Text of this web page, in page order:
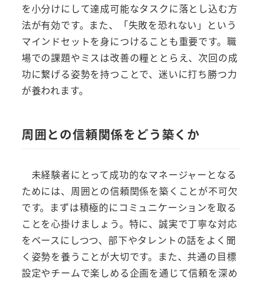
を小分けにして達成可能なタスクに落とし込む方
法が有効です。また、「失敗を恐れない」という
マインドセットを身につけることも重要です。職
場での課題やミスは改善の糧ととらえ、次回の成
功に繋げる姿勢を持つことで、迷いに打ち勝つ力
が養われます。
周囲との信頼関係をどう築くか
未経験者にとって成功的なマネージャーとなる
ためには、周囲との信頼関係を築くことが不可欠
です。まずは積極的にコミュニケーションを取る
ことを心掛けましょう。特に、誠実で丁寧な対応
をベースにしつつ、部下やタレントの話をよく聞
く姿勢を養うことが大切です。また、共通の目標
設定やチームで楽しめる企画を通じて信頼を深め